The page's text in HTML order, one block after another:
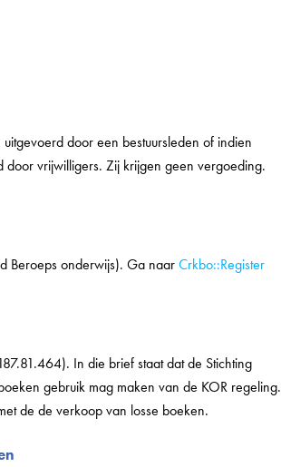
door een bestuursleden of indien
door vrijwilligers. Zij krijgen geen vergoeding.
Beroeps onderwijs). Ga naarCrkbo::Register
In die brief staat dat de Stichting
gebruik mag maken van de KOR regeling.
de de verkoop van losse boeken.